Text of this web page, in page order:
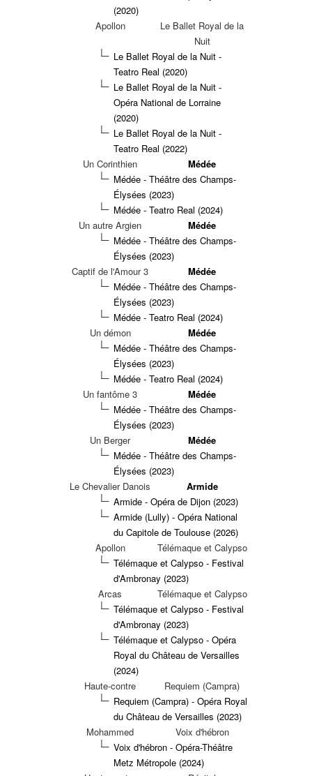
(2020)
Apollon
Le Ballet Royal de la
Nuit
Le Ballet Royal de la Nuit -
Teatro Real (2020)
Le Ballet Royal de la Nuit -
Opéra National de Lorraine
(2020)
Le Ballet Royal de la Nuit -
Teatro Real (2022)
Un Corinthien
Médée
Médée - Théâtre des Champs-
Élysées (2023)
Médée - Teatro Real (2024)
Un autre Argien
Médée
Médée - Théâtre des Champs-
Élysées (2023)
Captif de l'Amour 3
Médée
Médée - Théâtre des Champs-
Élysées (2023)
Médée - Teatro Real (2024)
Un démon
Médée
Médée - Théâtre des Champs-
Élysées (2023)
Médée - Teatro Real (2024)
Un fantôme 3
Médée
Médée - Théâtre des Champs-
Élysées (2023)
Un Berger
Médée
Médée - Théâtre des Champs-
Élysées (2023)
Le Chevalier Danois
Armide
Armide - Opéra de Dijon (2023)
Armide (Lully) - Opéra National
du Capitole de Toulouse (2026)
Apollon
Télémaque et Calypso
Télémaque et Calypso - Festival
d'Ambronay (2023)
Arcas
Télémaque et Calypso
Télémaque et Calypso - Festival
d'Ambronay (2023)
Télémaque et Calypso - Opéra
Royal du Château de Versailles
(2024)
Haute-contre
Requiem (Campra)
Requiem (Campra) - Opéra Royal
du Château de Versailles (2023)
Mohammed
Voix d'hébron
Voix d'hébron - Opéra-Théâtre
Metz Métropole (2024)